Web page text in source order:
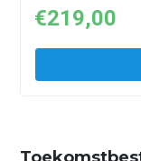
€219,00